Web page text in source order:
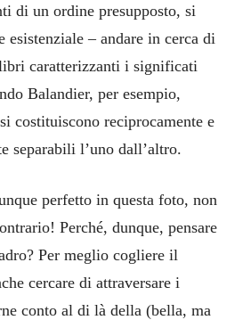
di un ordine presupposto, si
esistenziale – andare in cerca di
caratterizzanti i significati
Balandier, per esempio,
costituiscono reciprocamente e
separabili l’uno dall’altro.
perfetto in questa foto, non
Perché, dunque, pensare
Per meglio cogliere il
cercare di attraversare i
conto al di là della (bella, ma